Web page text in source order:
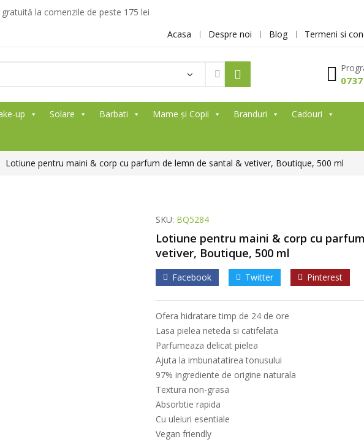
la comenzile de peste 175 lei
Acasa
Despre noi Blog Termeni si
up Solare Barbati Mame și Copii Branduri
Cadouri
Lotiune pentru maini & corp cu parfum de lemn de santal & vetiver, Boutique, 500 ml
SKU: BQ5284
Lotiune pentru maini & corp cu
vetiver, Boutique, 500 ml
Facebook Twitter Pinterest
Ofera hidratare timp de 24 de ore
Lasa pielea neteda si catifelata
Parfumeaza delicat pielea
Ajuta la imbunatatirea tonusului
97% ingrediente de origine naturala
Textura non-grasa
Absorbtie rapida
Cu uleiuri esentiale
Vegan friendly